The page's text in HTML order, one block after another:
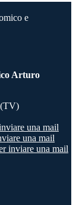
e
Arturo
(TV)
una mail
una mail
inviare una mail